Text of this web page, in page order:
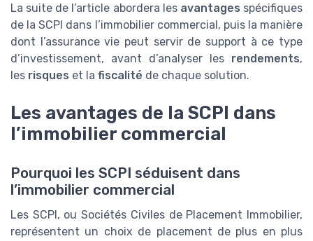
La suite de l’article abordera les avantages spécifiques
de la SCPI dans l’immobilier commercial, puis la manière
dont l’assurance vie peut servir de support à ce type
d’investissement, avant d’analyser les rendements,
les risques et la fiscalité de chaque solution.
Les avantages de la SCPI dans
l’immobilier commercial
Pourquoi les SCPI séduisent dans
l’immobilier commercial
Les SCPI, ou Sociétés Civiles de Placement Immobilier,
représentent un choix de placement de plus en plus